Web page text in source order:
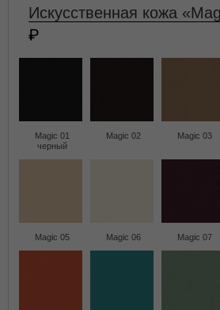
Искусственная кожа
Magic 01
черный
Magic 02 Magic 03
Magic 05 Magic 06 Magic 07